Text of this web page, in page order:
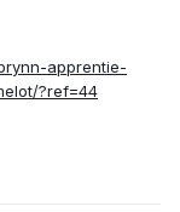
apprentie-
?ref=44